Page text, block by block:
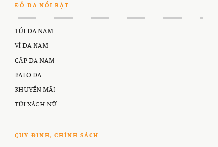
ĐỒ DA NỔI BẬT
TÚI DA NAM
VÍ DA NAM
CẶP DA NAM
BALO DA
KHUYẾN MÃI
TÚI XÁCH NỮ
QUY ĐINH, CHÍNH SÁCH